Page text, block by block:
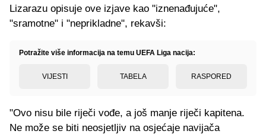
Lizarazu opisuje ove izjave kao "iznenađujuće",
"sramotne" i "neprikladne", rekavši:
Potražite više informacija na temu UEFA Liga nacija:
VIJESTI TABELA RASPORED
"Ovo nisu bile riječi vođe, a još manje riječi kapitena.
Ne može se biti neosjetljiv na osjećaje navijača